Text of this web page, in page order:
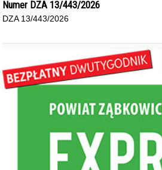
Numer DZA 13/443/2026
DZA 13/443/2026